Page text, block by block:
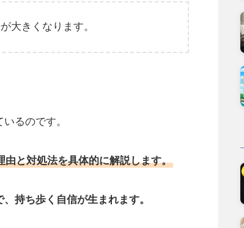
大きくなります。
るのです。
と対処法を具体的に解説します。
持ち歩く自信が生まれます。